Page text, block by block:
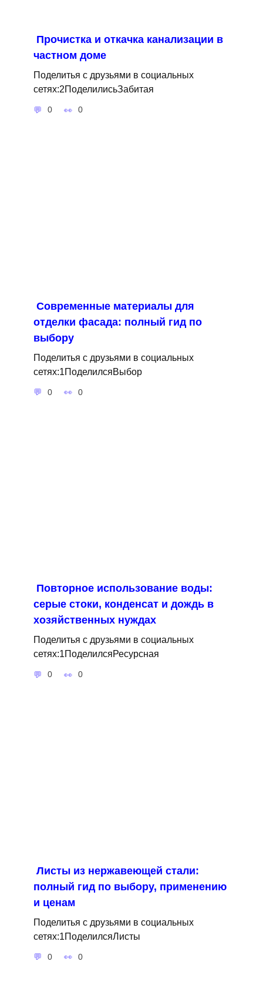
Прочистка и откачка канализации в
частном доме
Поделитья с друзьями в социальных
сетях:2ПоделилисьЗабитая
0 0
Современные материалы для
отделки фасада: полный гид по
выбору
Поделитья с друзьями в социальных
сетях:1ПоделилсяВыбор
0 0
Повторное использование воды:
серые стоки, конденсат и дождь в
хозяйственных нуждах
Поделитья с друзьями в социальных
сетях:1ПоделилсяРесурсная
0 0
Листы из нержавеющей стали:
полный гид по выбору, применению
и ценам
Поделитья с друзьями в социальных
сетях:1ПоделилсяЛисты
0 0